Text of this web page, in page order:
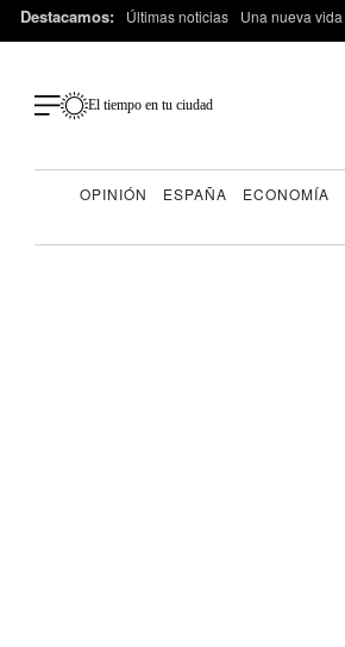
Destacamos: Últimas noticias Una nueva vida
El tiempo en tu ciudad
OPINIÓN ESPAÑA ECONOMÍA